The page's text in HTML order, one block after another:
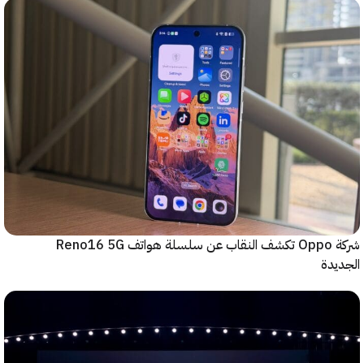
شركة Oppo تكشف النقاب عن سلسلة هواتف Reno16 5G